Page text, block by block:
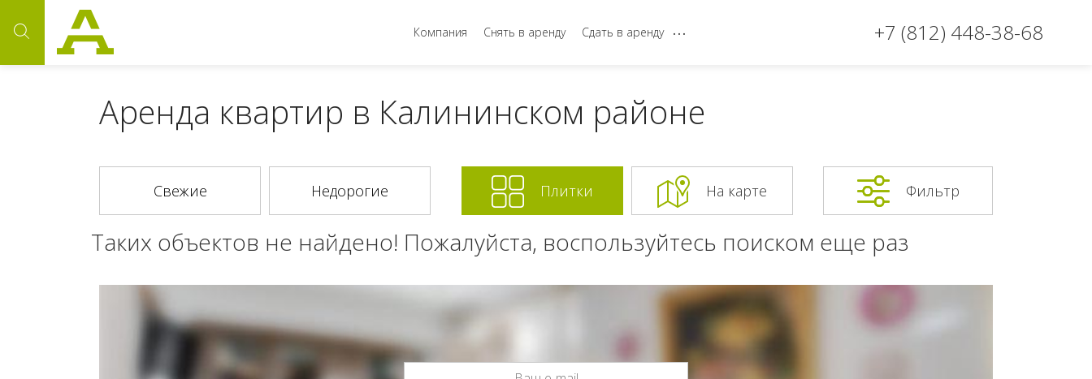
Компания Снять в аренду Сдать в аренду ... +7 (812) 448-38-68
Аренда квартир в Калининском районе
Плитки На карте Фильтр
Таких объектов не найдено! Пожалуйста, воспользуйтесь поиском еще раз